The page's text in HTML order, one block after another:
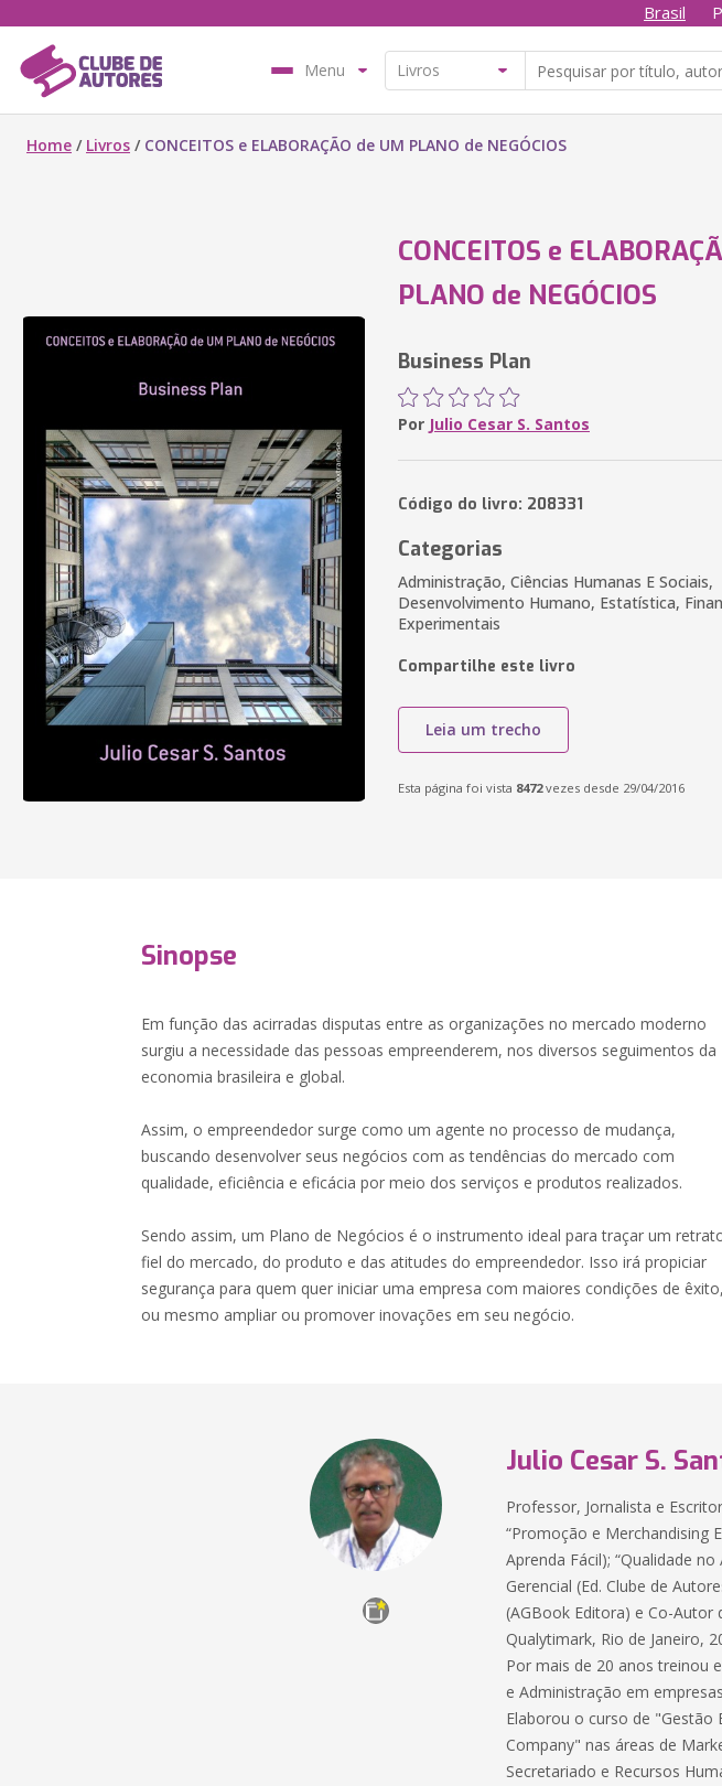
Brasil
Menu
Home / Livros / CONCEITOS e ELABORAÇÃO de UM PLANO de NEGÓCIOS
CONCEITOS e
PLANO de NEGÓCIOS
Business Plan
Por Julio Cesar S. Santos
Código do livro: 208331
Categorias
Administração, Ciências Humanas E Sociais,
Desenvolvimento Humano, Estatística,
Experimentais
Compartilhe este livro
Leia um trecho
Esta página foi vista 8472vezes desde 29/04/2016
Sinopse
Em função das acirradas disputas entre as organizações no mercado moderno
surgiu a necessidade das pessoas empreenderem, nos diversos seguimentos da
economia brasileira e global.
Assim, o empreendedor surge como um agente no processo de mudança,
buscando desenvolver seus negócios com as tendências do mercado com
qualidade, eficiência e eficácia por meio dos serviços e produtos realizados.
Sendo assim, um Plano de Negócios é o instrumento ideal para traçar um
fiel do mercado, do produto e das atitudes do empreendedor. Isso irá propiciar
segurança para quem quer iniciar uma empresa com maiores condições de êxito,
ou mesmo ampliar ou promover inovações em seu negócio.
Julio Cesar S.
Professor, Jornalista e
“Promoção e Merchandising
Aprenda Fácil); “Qualidade
Gerencial (Ed. Clube de
(AGBook Editora) e Co-Autor
Qualytimark, Rio de Janeiro,
Por mais de 20 anos treinou
e Administração em
Elaborou o curso de
Company" nas áreas de
Secretariado e Recursos